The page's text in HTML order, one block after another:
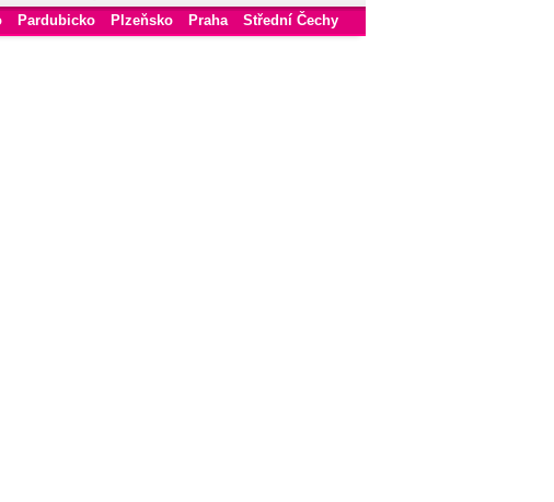
Pardubicko Plzeňsko Praha
Střední Čechy